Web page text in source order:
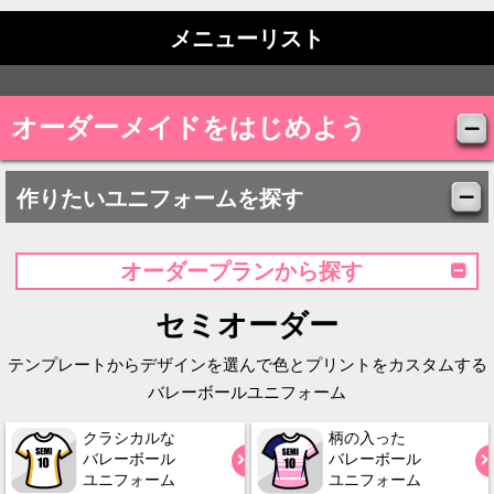
メニューリスト
オーダーメイドをはじめよう
作りたいユニフォームを探す
オーダープランから探す
セミオーダー
テンプレートからデザインを選んで色とプリントをカスタムする
バレーボールユニフォーム
クラシカルな
バレーボール
ユニフォーム
柄の入った
バレーボール
ユニフォーム